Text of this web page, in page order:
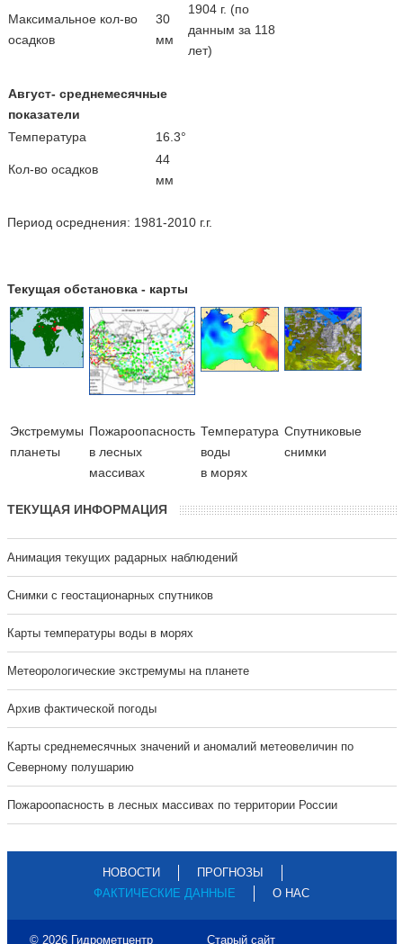
Максимальное кол-во
осадков
30
мм
1904 г. (по
данным за 118
лет)
Август- среднемесячные
показатели
Температура
16.3°
Кол-во осадков
44
мм
Период осреднения: 1981-2010 г.г.
Текущая обстановка - карты
Экстремумы
планеты
Пожароопасность
в лесных
массивах
Температура
воды
в морях
Cпутниковые
снимки
ТЕКУЩАЯ ИНФОРМАЦИЯ
Анимация текущих радарных наблюдений
Cнимки с геостационарных спутников
Карты температуры воды в морях
Метеорологические экстремумы на планете
Архив фактической погоды
Карты среднемесячных значений и аномалий метеовеличин по
Северному полушарию
Пожароопасность в лесных массивах по территории России
НОВОСТИ
ПРОГНОЗЫ
ФАКТИЧЕСКИЕ ДАННЫЕ
О НАС
© 2026 Гидрометцентр Старый сайт